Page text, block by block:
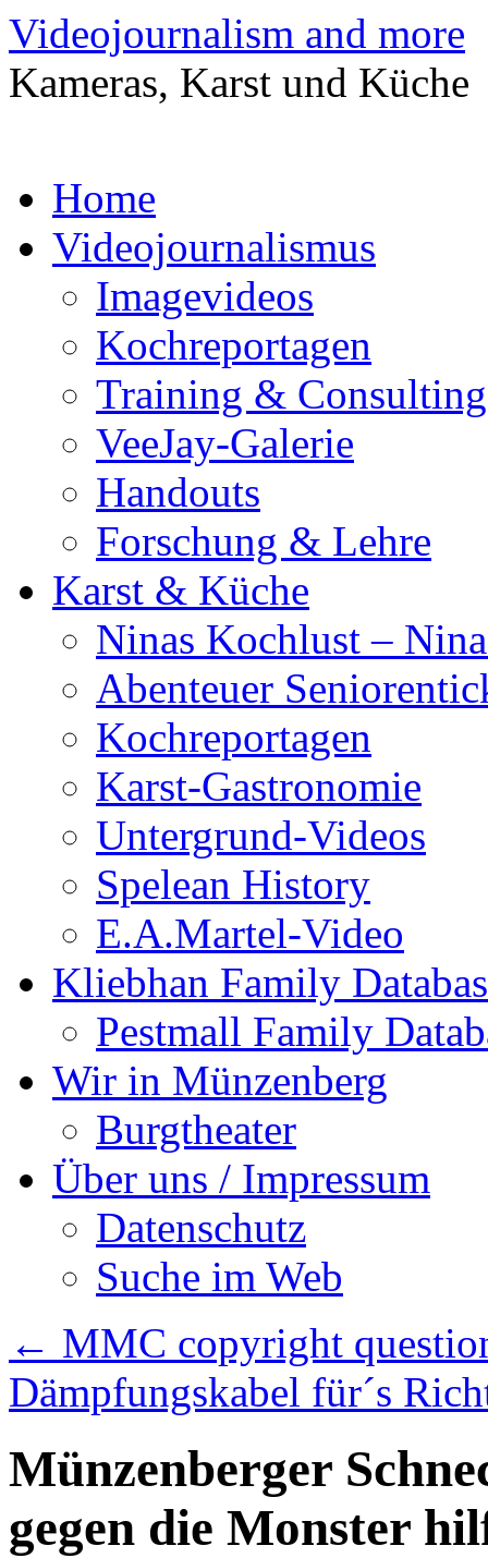
Zum
Inhalt
springen
Videojournalism and more
Kameras, Karst und Küche
Home
Videojournalismus
Imagevideos
Kochreportagen
Training & Consulting
VeeJay-Galerie
Handouts
Forschung & Lehre
Karst & Küche
Ninas Kochlust –
Abenteuer
Kochreportagen
Karst-Gastronomie
Untergrund-Videos
Spelean History
E.A.Martel-Video
Kliebhan Family
Pestmall Family
Wir in Münzenberg
Burgtheater
Über uns / Impressum
Datenschutz
Suche im Web
← MMC copyright
Dämpfungskabel für´s
Münzenberger
gegen die Monster